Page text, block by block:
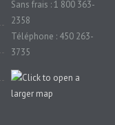
Sans frais : 1 800 363-
2358
Téléphone : 450 263-
3735